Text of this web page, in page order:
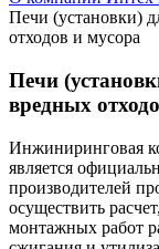
Печи (установки)
отходов и мусора
Печи
вредных
Инжиниринговая
является
производителей
осуществить
монтажных работ